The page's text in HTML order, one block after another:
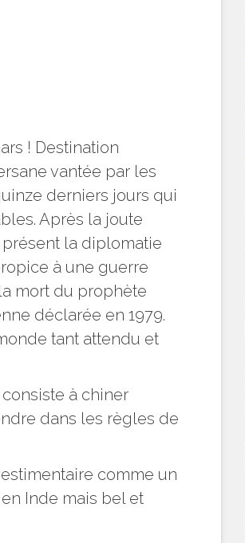
! Destination
vantée par les
derniers jours qui
Après la joute
présent la diplomatie
à une guerre
mort du prophète
déclarée en 1979.
tant attendu et
à chiner
dans les règles de
comme un
Inde mais bel et